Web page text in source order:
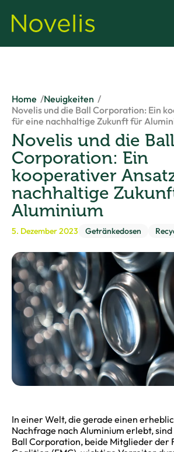
Home
Neuigkeiten
Novelis und die Ball Corporation: Ein
für eine nachhaltige Zukunft für
Novelis und die Ball
Corporation: Ein
kooperativer
nachhaltige
Aluminium
5. Dezember 2023 Getränkedosen
In einer Welt, die gerade einen
Nachfrage nach Aluminium erlebt, sind
Ball Corporation, beide Mitglieder der